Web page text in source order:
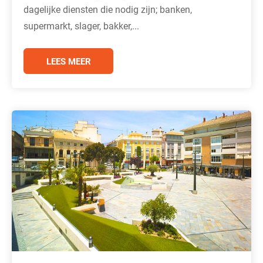
dagelijke diensten die nodig zijn; banken,
supermarkt, slager, bakker,...
LEES MEER